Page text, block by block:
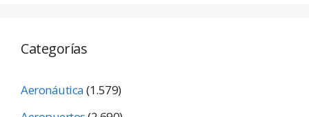
Categorías
Aeronáutica(1.579)